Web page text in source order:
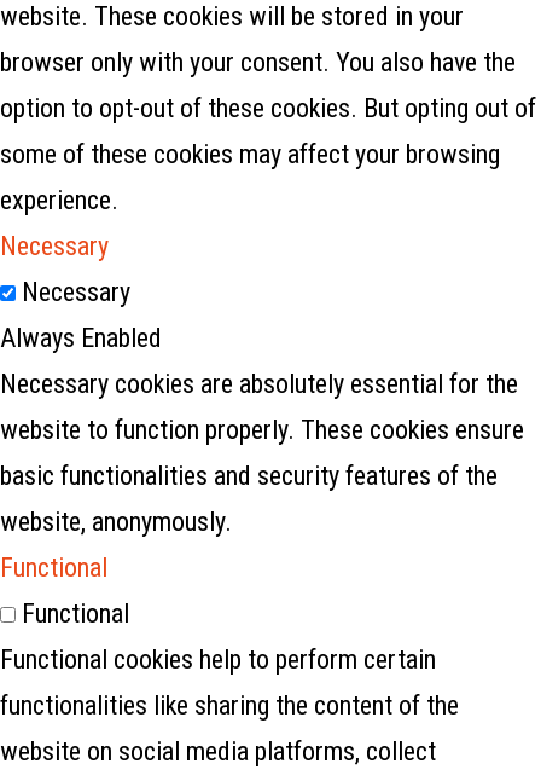
website. These cookies will be stored in your
browser only with your consent. You also have the
option to opt-out of these cookies. But opting out of
some of these cookies may affect your browsing
experience.
Necessary
Necessary
Always Enabled
Necessary cookies are absolutely essential for the
website to function properly. These cookies ensure
basic functionalities and security features of the
website, anonymously.
Functional
Functional
Functional cookies help to perform certain
functionalities like sharing the content of the
website on social media platforms, collect